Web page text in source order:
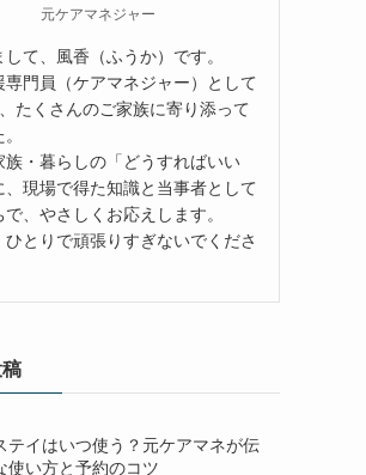
元ケアマネジャー
して、風香（ふうか）です。
専門員（ケアマネジャー）として
たくさんのご家族に寄り添って
族・暮らしの「どうすればいい
、現場で得た知識と当事者として
、やさしくお応えします。
ひとりで頑張りすぎないでくださ
テイはいつ使う？元ケアマネが伝
使い方と予約のコツ